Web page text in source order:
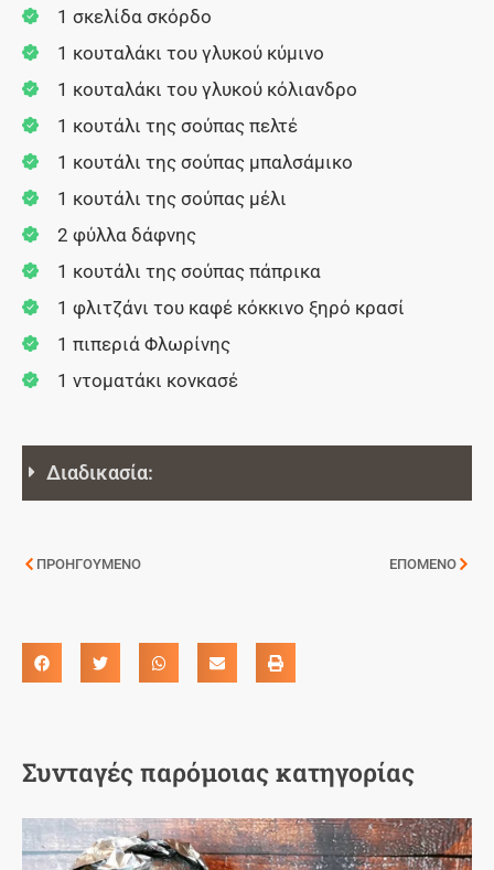
1 σκελίδα σκόρδο
1 κουταλάκι του γλυκού κύμινο
1 κουταλάκι του γλυκού κόλιανδρο
1 κουτάλι της σούπας πελτέ
1 κουτάλι της σούπας μπαλσάμικο
1 κουτάλι της σούπας μέλι
2 φύλλα δάφνης
1 κουτάλι της σούπας πάπρικα
1 φλιτζάνι του καφέ κόκκινο ξηρό κρασί
1 πιπεριά Φλωρίνης
1 ντοματάκι κονκασέ
Διαδικασία:
ΠΡΟΗΓΟΥΜΕΝΟ ΕΠΟΜΕΝΟ
Συνταγές παρόμοιας κατηγορίας